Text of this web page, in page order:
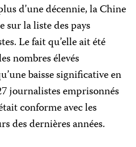
d’une décennie, la Chine
sur la liste des pays
Le fait qu’elle ait été
nombres élevés
baisse significative en
journalistes emprisonnés
conforme avec les
des dernières années.